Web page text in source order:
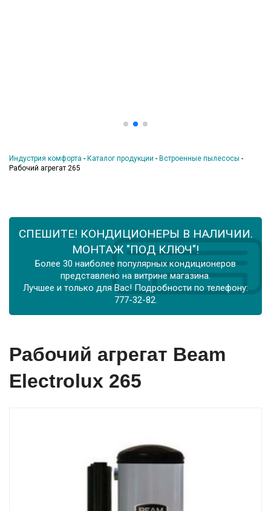
Индустрия комфорта - Каталог продукции - Встроенные пылесосы -
Рабочий агрегат 265
СПЕШИТЕ! КОНДИЦИОНЕРЫ В НАЛИЧИИ.
МОНТАЖ "ПОД КЛЮЧ"!
Более 30 наиболее популярных кондиционеров
представлено на витрине магазина.
Лучшее и только для Вас! Подробности по телефону:
777-32-82.
Рабочий агрегат Beam
Electrolux 265